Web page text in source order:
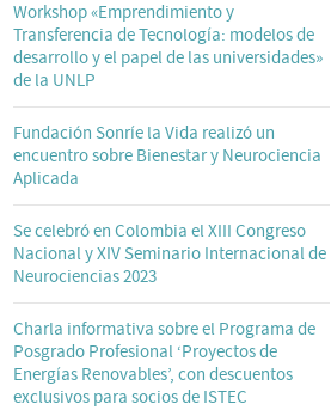
Workshop «Emprendimiento y
Transferencia de Tecnología: modelos de
desarrollo y el papel de las universidades»
de la UNLP
Fundación Sonríe la Vida realizó un
encuentro sobre Bienestar y Neurociencia
Aplicada
Se celebró en Colombia el XIII Congreso
Nacional y XIV Seminario Internacional de
Neurociencias 2023
Charla informativa sobre el Programa de
Posgrado Profesional ‘Proyectos de
Energías Renovables’, con descuentos
exclusivos para socios de ISTEC